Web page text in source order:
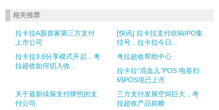
相关推荐
拉卡拉A股首家第三方支付
上市公司
[快讯] 拉卡拉支付吹响IPO集
结号，拉卡拉今日...
拉卡拉3.0分享模式开启，考
拉超收如何切入收...
考拉超收帮助中心
拉卡拉“混血儿”POS 电签扫
码POS现已上市
关于最新续展支付牌照的支
付公司
三方支付发展空间巨大，考
拉超收产品前瞻